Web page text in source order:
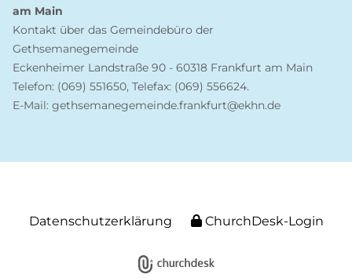
am Main
Kontakt über das Gemeindebüro der
Gethsemanegemeinde
Eckenheimer Landstraße 90 - 60318 Frankfurt am Main
Telefon: (069) 551650, Telefax: (069) 556624.
E-Mail: gethsemanegemeinde.frankfurt@ekhn.de
Datenschutzerklärung ChurchDesk-Login